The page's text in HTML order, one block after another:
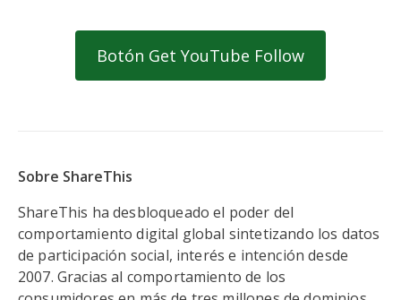
Botón Get YouTube Follow
Sobre ShareThis
ShareThis ha desbloqueado el poder del
comportamiento digital global sintetizando los datos
de participación social, interés e intención desde
2007. Gracias al comportamiento de los